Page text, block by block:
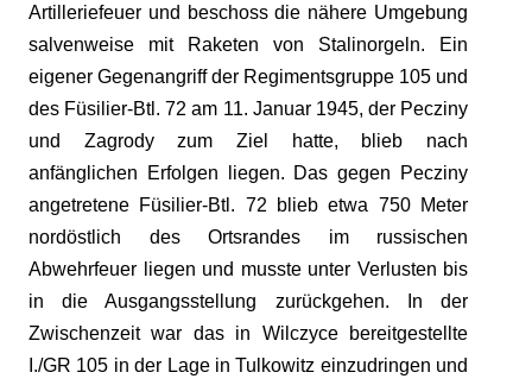
Artilleriefeuer und beschoss die nähere Umgebung
salvenweise mit Raketen von Stalinorgeln. Ein
eigener Gegenangriff der Regimentsgruppe 105 und
des Füsilier-Btl. 72 am 11. Januar 1945, der Pecziny
und Zagrody zum Ziel hatte, blieb nach
anfänglichen Erfolgen liegen. Das gegen Pecziny
angetretene Füsilier-Btl. 72 blieb etwa 750 Meter
nordöstlich des Ortsrandes im russischen
Abwehrfeuer liegen und musste unter Verlusten bis
in die Ausgangsstellung zurückgehen. In der
Zwischenzeit war das in Wilczyce bereitgestellte
I./GR 105 in der Lage in Tulkowitz einzudringen und